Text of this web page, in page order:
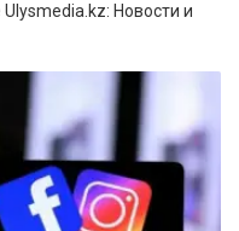
Новости и